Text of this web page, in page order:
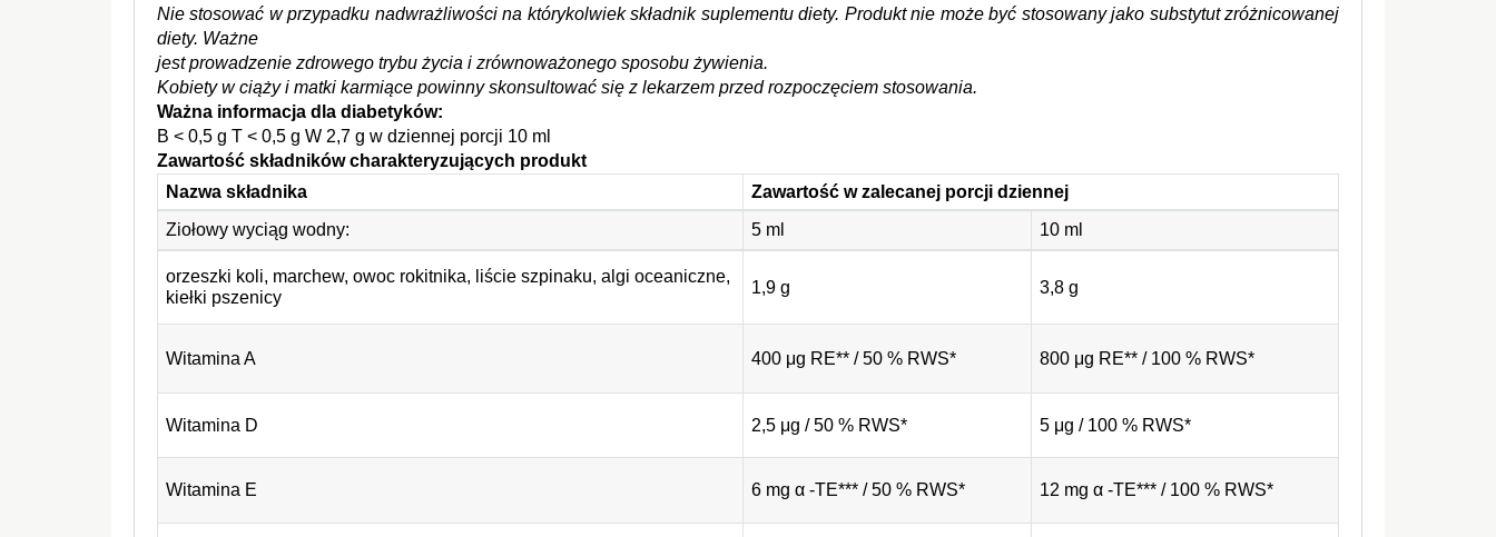
Nie stosować w przypadku nadwrażliwości na którykolwiek składnik suplementu diety. Produkt nie może być stosowany jako substytut zróżnicowanej
diety. Ważne
jest prowadzenie zdrowego trybu życia i zrównoważonego sposobu żywienia.
Kobiety w ciąży i matki karmiące powinny skonsultować się z lekarzem przed rozpoczęciem stosowania.
Ważna informacja dla diabetyków:
B < 0,5 g T < 0,5 g W 2,7 g w dziennej porcji 10 ml
Zawartość składników charakteryzujących produkt
Nazwa składnika
Zawartość w zalecanej porcji dziennej
Ziołowy wyciąg wodny:
5 ml 10 ml
orzeszki koli, marchew, owoc rokitnika, liście szpinaku, algi oceaniczne,
kiełki pszenicy
1,9 g 3,8 g
Witamina A 400 μg RE** / 50 % RWS* 800 μg RE** / 100 % RWS*
Witamina D 2,5 μg / 50 % RWS* 5 μg / 100 % RWS*
Witamina E 6 mg α -TE*** / 50 % RWS* 12 mg α -TE*** / 100 % RWS*